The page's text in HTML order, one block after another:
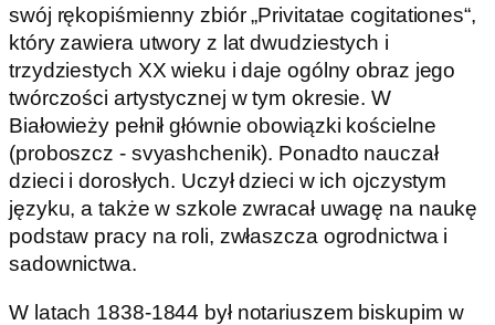
swój rękopiśmienny zbiór „Privitatae cogitationes“,
który zawiera utwory z lat dwudziestych i
trzydziestych XX wieku i daje ogólny obraz jego
twórczości artystycznej w tym okresie. W
Białowieży pełnił głównie obowiązki kościelne
(proboszcz - svyashchenik). Ponadto nauczał
dzieci i dorosłych. Uczył dzieci w ich ojczystym
języku, a także w szkole zwracał uwagę na naukę
podstaw pracy na roli, zwłaszcza ogrodnictwa i
sadownictwa.
W latach 1838-1844 był notariuszem biskupim w